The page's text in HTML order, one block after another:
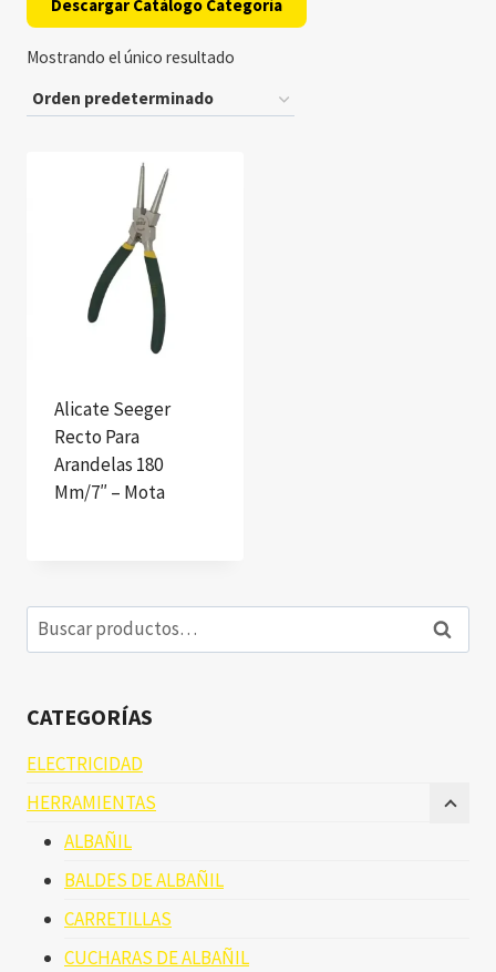
Descargar Catálogo Categoría
Mostrando el único resultado
Alicate Seeger
Recto Para
Arandelas 180
Mm/7″ – Mota
Buscar
por:
Buscar
CATEGORÍAS
ELECTRICIDAD
HERRAMIENTAS
ALBAÑIL
BALDES DE ALBAÑIL
CARRETILLAS
CUCHARAS DE ALBAÑIL